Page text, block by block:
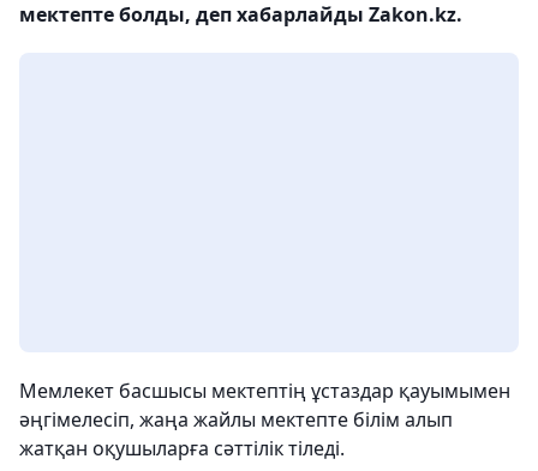
мектепте болды, деп хабарлайды Zakon.kz.
Мемлекет басшысы мектептің ұстаздар қауымымен
әңгімелесіп, жаңа жайлы мектепте білім алып
жатқан оқушыларға сәттілік тіледі.